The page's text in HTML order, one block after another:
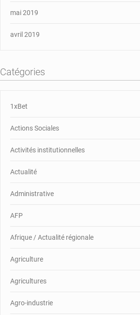
mai 2019
avril 2019
Catégories
1xBet
Actions Sociales
Activités institutionnelles
Actualité
Administrative
AFP
Afrique / Actualité régionale
Agriculture
Agricultures
Agro-industrie